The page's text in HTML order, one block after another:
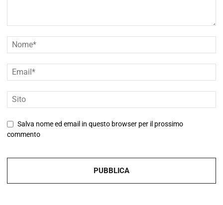
Salva nome ed email in questo browser per il prossimo
commento